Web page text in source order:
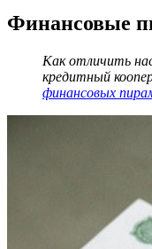
Финансовые
Как отличить
кредитный
финансовых